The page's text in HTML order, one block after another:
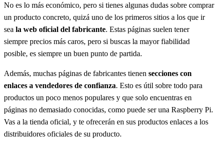
No es lo más económico, pero si tienes algunas dudas sobre comprar
un producto concreto, quizá uno de los primeros sitios a los que ir
sea la web oficial del fabricante. Estas páginas suelen tener
siempre precios más caros, pero si buscas la mayor fiabilidad
posible, es siempre un buen punto de partida.
Además, muchas páginas de fabricantes tienen secciones con
enlaces a vendedores de confianza. Esto es útil sobre todo para
productos un poco menos populares y que solo encuentras en
páginas no demasiado conocidas, como puede ser una Raspberry Pi.
Vas a la tienda oficial, y te ofrecerán en sus productos enlaces a los
distribuidores oficiales de su producto.